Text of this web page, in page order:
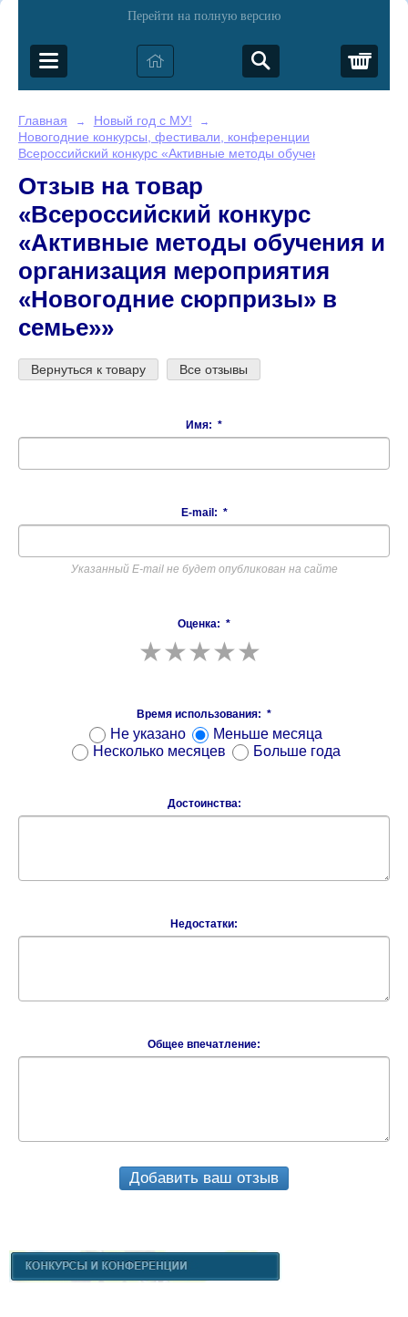
Перейти на полную версию
Главная → Новый год с МУ! →
Новогодние конкурсы, фестивали, конференции
Всероссийский конкурс «Активные методы обучения и
Отзыв на товар
«Всероссийский конкурс
«Активные методы обучения и
организация мероприятия
«Новогодние сюрпризы» в
семье»»
Вернуться к товару Все отзывы
Имя: *
E-mail: *
Указанный E-mail не будет опубликован на сайте
Оценка: *
Время использования: *
Не указано
Меньше месяца
Несколько месяцев
Больше года
Достоинства:
Недостатки:
Общее впечатление:
Добавить ваш отзыв